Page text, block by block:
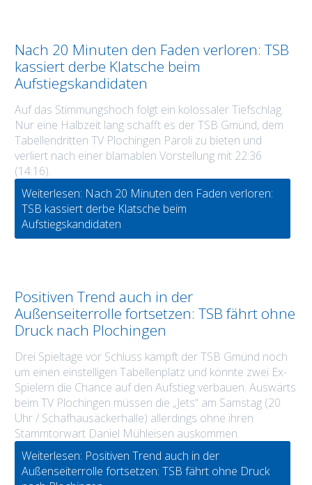
Nach 20 Minuten den Faden verloren: TSB
kassiert derbe Klatsche beim
Aufstiegskandidaten
Auf das Stimmungshoch folgt ein kolossaler Tiefschlag.
Nur eine Halbzeit lang schafft es der TSB Gmünd, dem
Tabellendritten TV Plochingen Paroli zu bieten und
verliert nach einer blamablen Vorstellung mit 22:36
(14:16).
Weiterlesen: Nach 20 Minuten den Faden verloren:
TSB kassiert derbe Klatsche beim
Aufstiegskandidaten
Positiven Trend auch in der
Außenseiterrolle fortsetzen: TSB fährt ohne
Druck nach Plochingen
Drei Spieltage vor Schluss kämpft der TSB Gmünd noch
um einen einstelligen Tabellenplatz und könnte zwei Ex-
Spielern die Chance auf den Aufstieg verbauen. Auswärts
beim TV Plochingen müssen die „Jets“ am Samstag (20
Uhr / Schafhausäckerhalle) allerdings ohne ihren
Stammtorwart Daniel Mühleisen auskommen.
Weiterlesen: Positiven Trend auch in der
Außenseiterrolle fortsetzen: TSB fährt ohne Druck